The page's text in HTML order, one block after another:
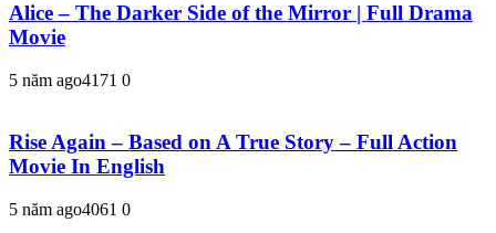
Alice – The Darker Side of the Mirror | Full Drama
Movie
5 năm ago4171 0
Rise Again – Based on A True Story – Full Action
Movie In English
5 năm ago4061 0